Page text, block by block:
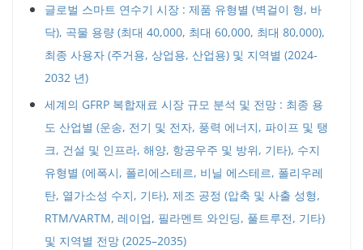
글로벌 스마트 연수기 시장 : 제품 유형별 (벽걸이 형, 바
닥), 곡물 용량 (최대 40,000, 최대 60,000, 최대 80,000),
최종 사용자 (주거용, 상업용, 산업용) 및 지역별 (2024-
2032 년)
세계의 GFRP 복합재료 시장 규모 분석 및 전망 : 최종 용
도 산업별 (운송, 전기 및 전자, 풍력 에너지, 파이프 및 탱
크, 건설 및 인프라, 해양, 항공우주 및 방위, 기타), 수지
유형별 (에폭시, 폴리에스테르, 비닐 에스테르, 폴리우레
탄, 열가소성 수지, 기타), 제조 공정 (압축 및 사출 성형,
RTM/VARTM, 레이업, 필라멘트 와인딩, 풀트루전, 기타)
및 지역별 전망 (2025–2035)